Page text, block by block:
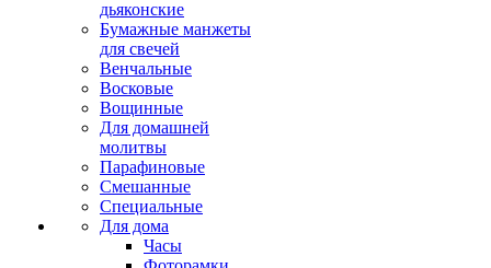
дьяконские
Бумажные манжеты
для свечей
Венчальные
Восковые
Вощинные
Для домашней
молитвы
Парафиновые
Смешанные
Специальные
Для дома
Часы